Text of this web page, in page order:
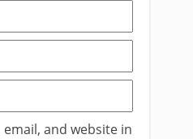
email, and website in